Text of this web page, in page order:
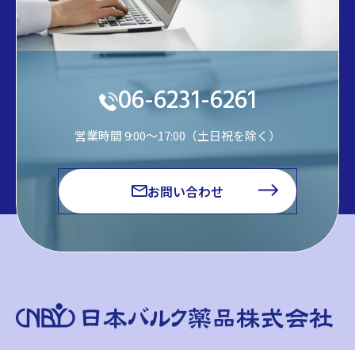
06-6231-6261
営業時間 9:00～17:00（土日祝を除く）
お問い合わせ